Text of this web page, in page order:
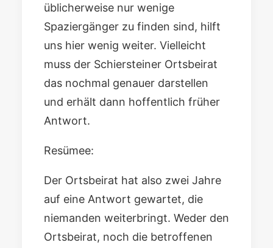
üblicherweise nur wenige
Spaziergänger zu finden sind, hilft
uns hier wenig weiter. Vielleicht
muss der Schiersteiner Ortsbeirat
das nochmal genauer darstellen
und erhält dann hoffentlich früher
Antwort.
Resümee:
Der Ortsbeirat hat also zwei Jahre
auf eine Antwort gewartet, die
niemanden weiterbringt. Weder den
Ortsbeirat, noch die betroffenen